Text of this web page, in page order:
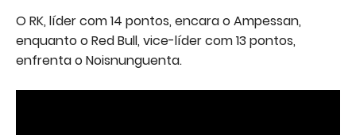
O RK, líder com 14 pontos, encara o Ampessan,
enquanto o Red Bull, vice-líder com 13 pontos,
enfrenta o Noisnunguenta.